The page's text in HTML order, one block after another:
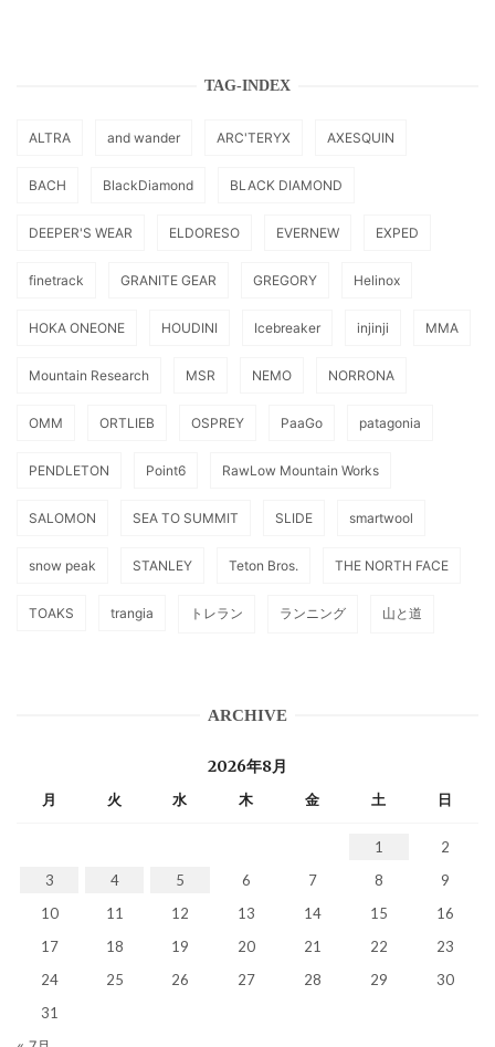
TAG-INDEX
ALTRA and wander ARC'TERYX AXESQUIN
BACH BlackDiamond BLACK DIAMOND
DEEPER'S WEAR ELDORESO EVERNEW EXPED
finetrack GRANITE GEAR GREGORY Helinox
HOKA ONEONE HOUDINI Icebreaker injinji MMA
Mountain Research MSR NEMO NORRONA
OMM ORTLIEB OSPREY PaaGo patagonia
PENDLETON Point6 RawLow Mountain Works
SALOMON SEA TO SUMMIT SLIDE smartwool
snow peak STANLEY Teton Bros. THE NORTH FACE
TOAKS trangia トレラン ランニング 山と道
ARCHIVE
2026年8月
月 火 水 木 金 土 日
1
2
3
4 5 6 7 8
9
10
11 12 13 14 15
16
17
18 19 20 21 22
23
24
25 26 27 28 29
30
31